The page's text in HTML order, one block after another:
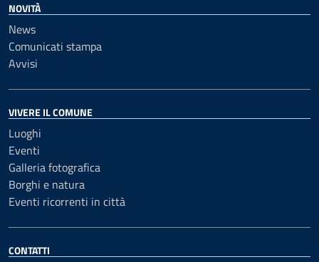
NOVITÀ
News
Comunicati stampa
Avvisi
VIVERE IL COMUNE
Luoghi
Eventi
Galleria fotografica
Borghi e natura
Eventi ricorrenti in città
CONTATTI